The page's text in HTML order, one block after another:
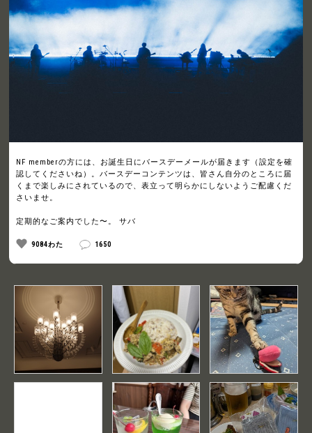
NF memberの方には、お誕生日にバースデーメールが届きます（設定を確
認してくださいね）。バースデーコンテンツは、皆さん自分のところに届
くまで楽しみにされているので、表立って明らかにしないようご配慮くだ
さいませ。
定期的なご案内でした〜。 サバ
9084わた 1650